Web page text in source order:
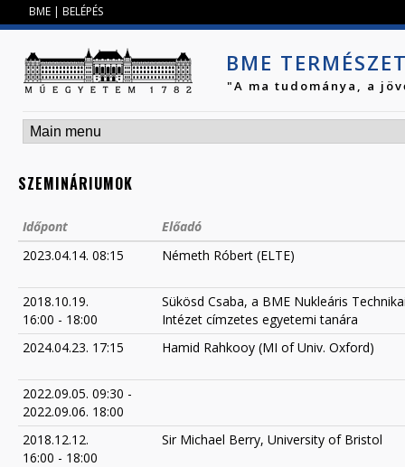
BME | BELÉPÉS
BME
"A ma tudománya, a
SZEMINÁRIUMOK
Időpont
Előadó
2023.04.14. 08:15
Németh Róbert (ELTE)
2018.10.19.
16:00 - 18:00
Sükösd Csaba, a BME Nukleáris
Intézet címzetes egyetemi tanára
2024.04.23. 17:15
Hamid Rahkooy (MI of Univ. Oxford)
2022.09.05. 09:30 -
2022.09.06. 18:00
2018.12.12.
16:00 - 18:00
Sir Michael Berry, University of Bristol